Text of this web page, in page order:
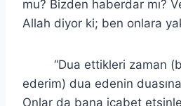
mu? Bizden haberdar mı?
Allah diyor ki; ben onlara
“Dua ettikleri zaman
ederim) dua edenin
Onlar da bana icabet